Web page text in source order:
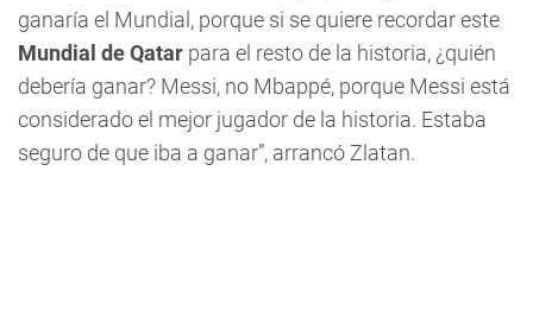
ganaría el Mundial, porque si se quiere recordar este
Mundial de Qatar para el resto de la historia, ¿quién
debería ganar? Messi, no Mbappé, porque Messi está
considerado el mejor jugador de la historia. Estaba
seguro de que iba a ganar”, arrancó Zlatan.